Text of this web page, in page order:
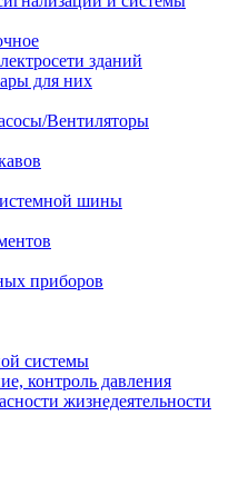
зданий
для них
Вентиляторы
шины
приборов
системы
контроль давления
жизнедеятельности